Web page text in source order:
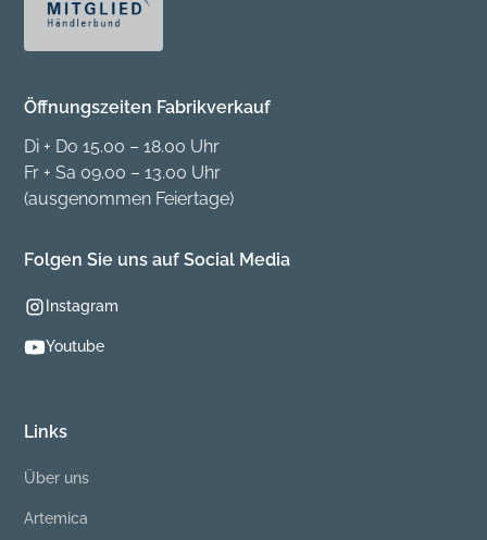
Öffnungszeiten Fabrikverkauf
Di + Do 15.00 – 18.00 Uhr
Fr + Sa 09.00 – 13.00 Uhr
(ausgenommen Feiertage)
Folgen Sie uns auf Social Media
Instagram
Youtube
Links
Über uns
Artemica